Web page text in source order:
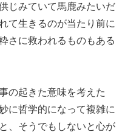
じみていて馬鹿みたいだ
て生きるのが当たり前に
さに救われるものもある
の起きた意味を考えた
に哲学的になって複雑に
、そうでもしないと心が